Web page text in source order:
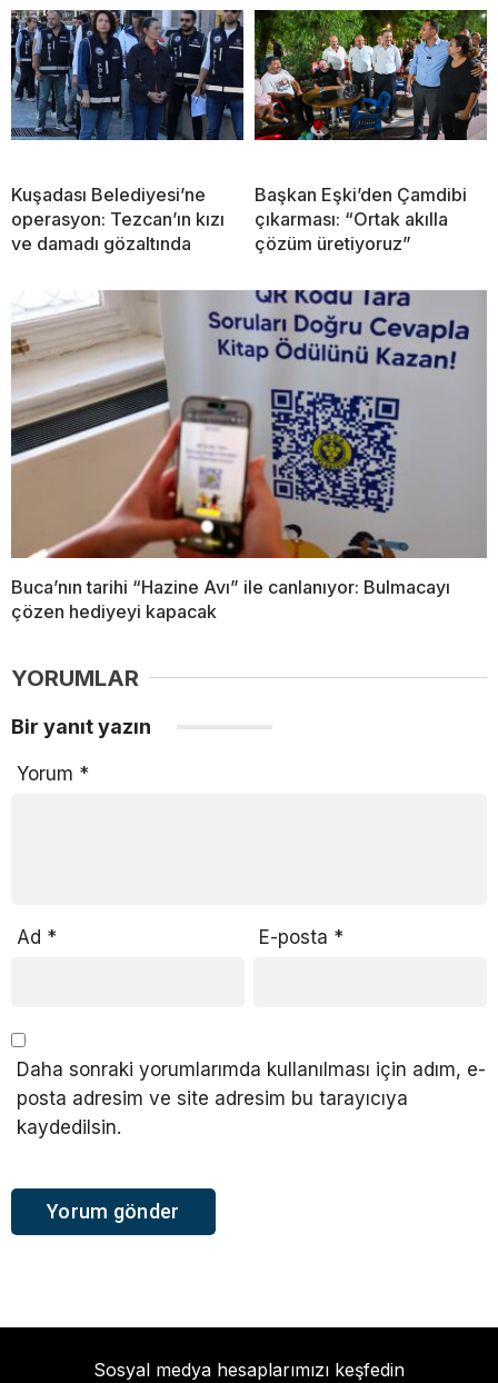
Kuşadası Belediyesi’ne
operasyon: Tezcan’ın kızı
ve damadı gözaltında
Başkan Eşki’den Çamdibi
çıkarması: “Ortak akılla
çözüm üretiyoruz”
Buca’nın tarihi “Hazine Avı” ile canlanıyor: Bulmacayı
çözen hediyeyi kapacak
YORUMLAR
Bir yanıt yazın
Yorum *
Ad * E-posta *
Daha sonraki yorumlarımda kullanılması için adım, e-
posta adresim ve site adresim bu tarayıcıya
kaydedilsin.
Sosyal medya hesaplarımızı keşfedin